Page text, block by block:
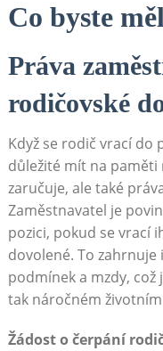
Co byste
Práva
rodičovské
Když se⁣ rodič ‌vrací⁢ do
důležité mít na paměti
zaručuje, ale také
Zaměstnavatel je
pozici,⁤ pokud se vrací
dovolené. To
podmínek a ⁣mzdy,
⁢tak ⁤náročném
Žádost o ⁤čerpání